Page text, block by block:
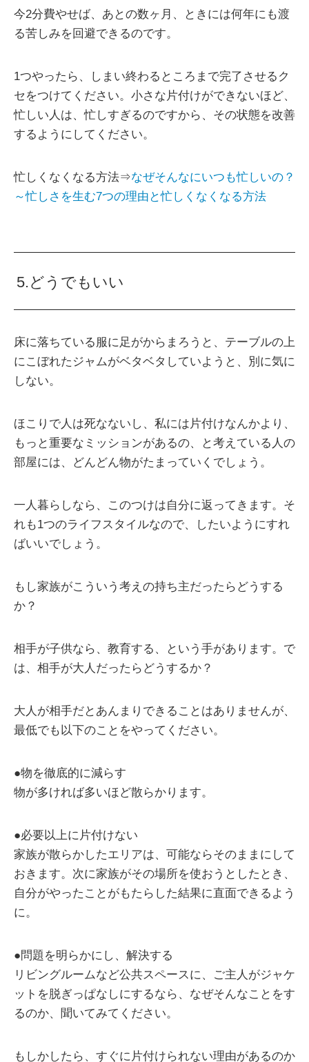
今2分費やせば、あとの数ヶ月、ときには何年にも渡
る苦しみを回避できるのです。
1つやったら、しまい終わるところまで完了させるク
セをつけてください。小さな片付けができないほど、
忙しい人は、忙しすぎるのですから、その状態を改善
するようにしてください。
忙しくなくなる方法⇒なぜそんなにいつも忙しいの？
～忙しさを生む7つの理由と忙しくなくなる方法
5.どうでもいい
床に落ちている服に足がからまろうと、テーブルの上
にこぼれたジャムがベタベタしていようと、別に気に
しない。
ほこりで人は死なないし、私には片付けなんかより、
もっと重要なミッションがあるの、と考えている人の
部屋には、どんどん物がたまっていくでしょう。
一人暮らしなら、このつけは自分に返ってきます。そ
れも1つのライフスタイルなので、したいようにすれ
ばいいでしょう。
もし家族がこういう考えの持ち主だったらどうする
か？
相手が子供なら、教育する、という手があります。で
は、相手が大人だったらどうするか？
大人が相手だとあんまりできることはありませんが、
最低でも以下のことをやってください。
●物を徹底的に減らす
物が多ければ多いほど散らかります。
●必要以上に片付けない
家族が散らかしたエリアは、可能ならそのままにして
おきます。次に家族がその場所を使おうとしたとき、
自分がやったことがもたらした結果に直面できるよう
に。
●問題を明らかにし、解決する
リビングルームなど公共スペースに、ご主人がジャケ
ットを脱ぎっぱなしにするなら、なぜそんなことをす
るのか、聞いてみてください。
もしかしたら、すぐに片付けられない理由があるのか